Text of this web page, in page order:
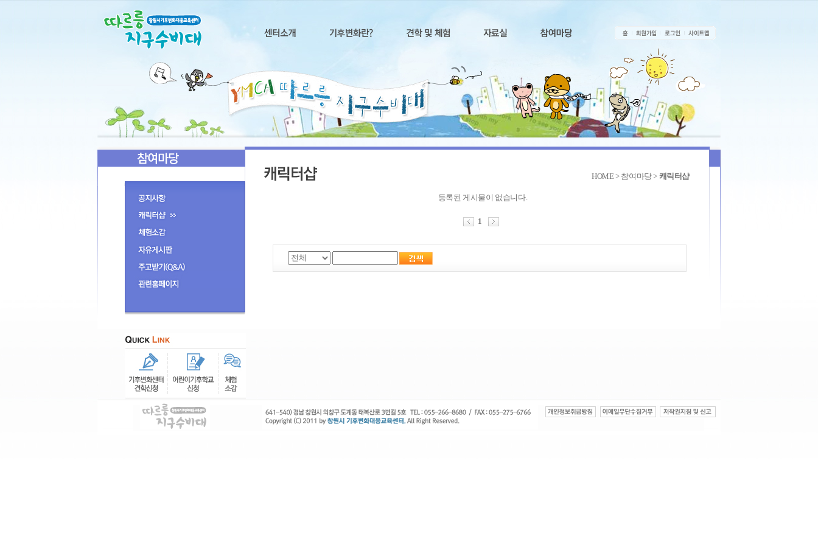
HOME > 참여마당 > 캐릭터샵
등록된 게시물이 없습니다.
1